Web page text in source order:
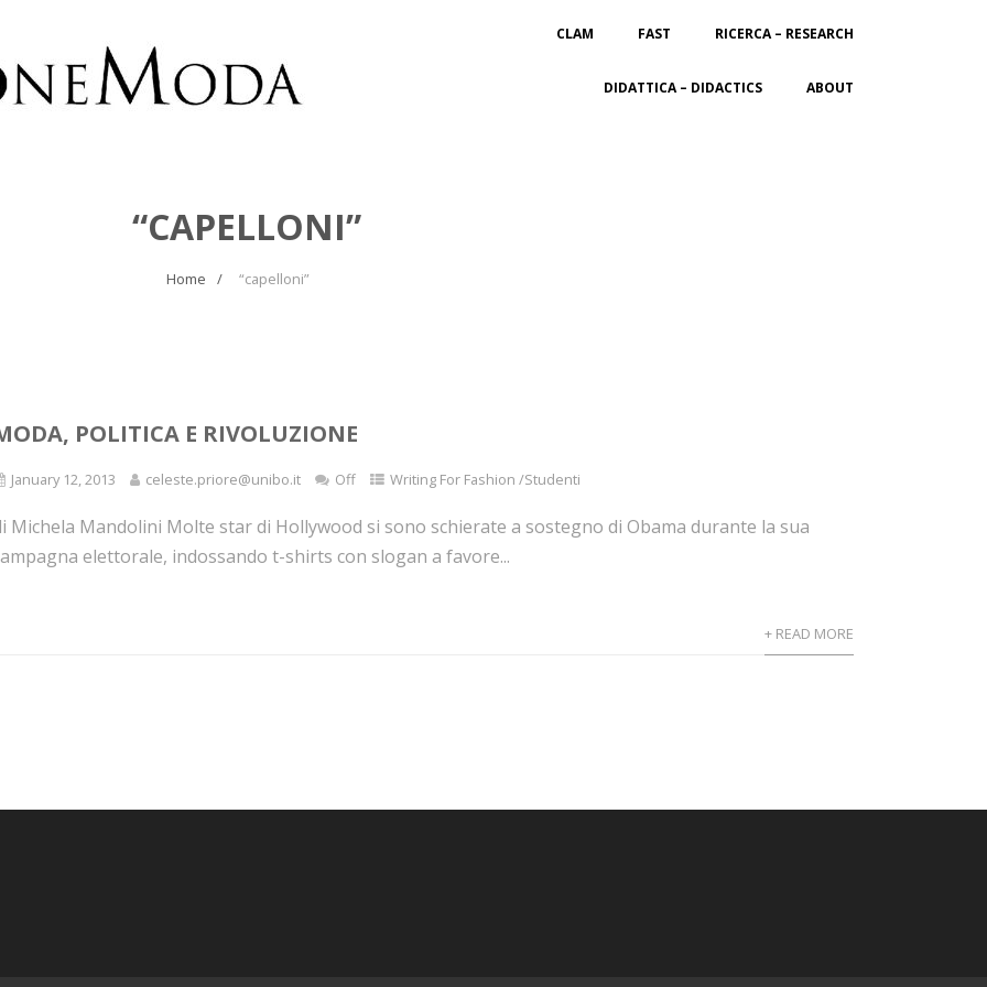
CLAM FAST RICERCA – RESEARCH
DIDATTICA – DIDACTICS ABOUT
“CAPELLONI”
Home “capelloni”
POLITICA E RIVOLUZIONE
January 12, 2013 celeste.priore@unibo.it Off Writing For Fashion /Studenti
Michela Mandolini Molte star di Hollywood si sono schierate a sostegno di Obama durante la sua
elettorale, indossando t-shirts con slogan a favore...
+ READ MORE